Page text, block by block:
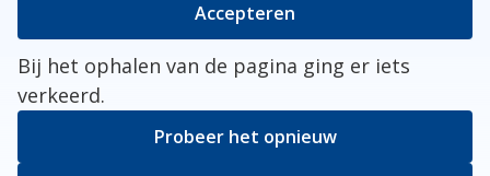
Er ging iets mis
Bij het ophalen van de pagina ging er iets
verkeerd.
Probeer het opnieuw
Accepteren